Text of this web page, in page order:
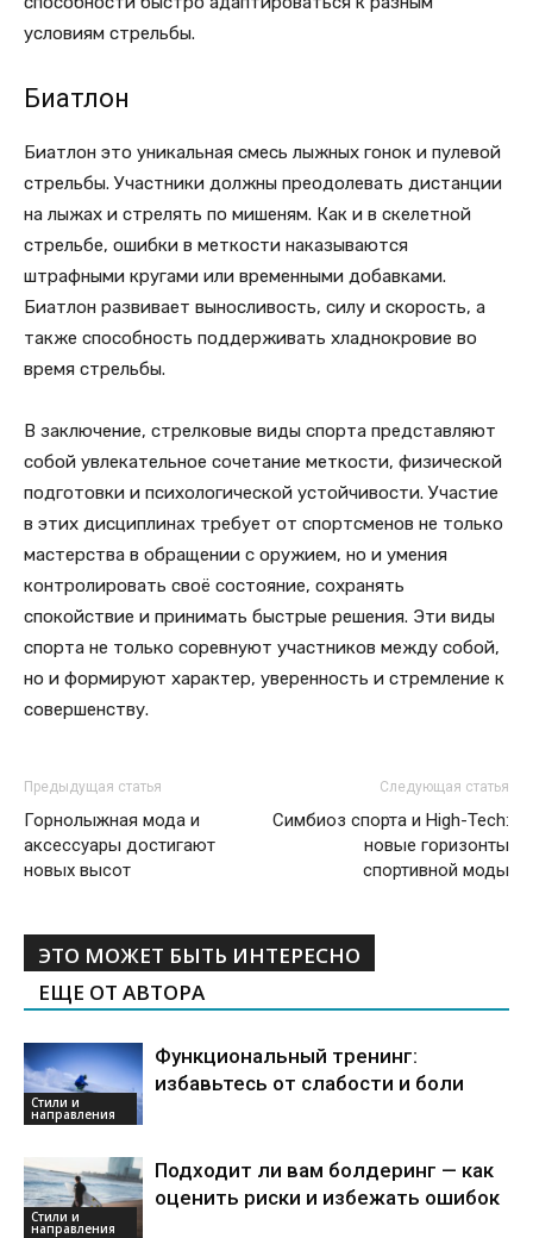
условиям стрельбы.
Биатлон
Биатлон это уникальная смесь лыжных гонок и пулевой
стрельбы. Участники должны преодолевать дистанции
на лыжах и стрелять по мишеням. Как и в скелетной
стрельбе, ошибки в меткости наказываются
штрафными кругами или временными добавками.
Биатлон развивает выносливость, силу и скорость, а
также способность поддерживать хладнокровие во
время стрельбы.
В заключение, стрелковые виды спорта представляют
собой увлекательное сочетание меткости, физической
подготовки и психологической устойчивости. Участие
в этих дисциплинах требует от спортсменов не только
мастерства в обращении с оружием, но и умения
контролировать своё состояние, сохранять
спокойствие и принимать быстрые решения. Эти виды
спорта не только соревнуют участников между собой,
но и формируют характер, уверенность и стремление к
совершенству.
Предыдущая статья
Горнолыжная мода и
аксессуары достигают
новых высот
Следующая статья
Симбиоз спорта и High-Tech:
новые горизонты
спортивной моды
ЭТО МОЖЕТ БЫТЬ ИНТЕРЕСНО
ЕЩЕ ОТ АВТОРА
Стили и
направления
Функциональный тренинг:
избавьтесь от слабости и боли
Стили и
направления
Подходит ли вам болдеринг — как
оценить риски и избежать ошибок